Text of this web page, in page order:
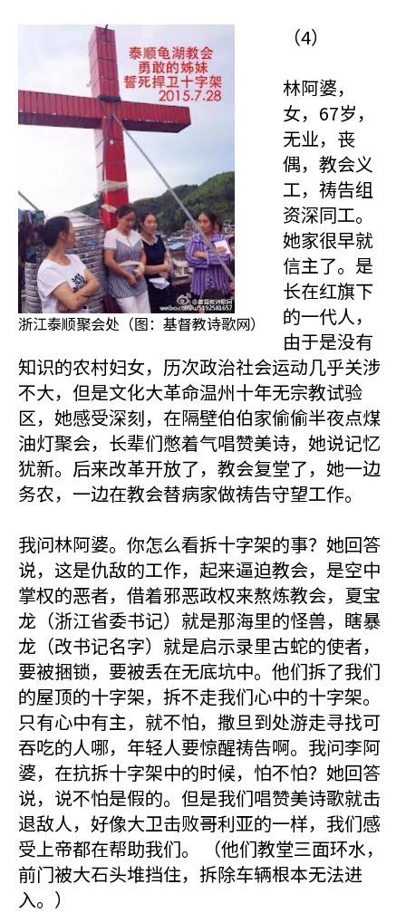
浙江泰顺聚会处（图：基督教诗歌网）
（4）
林阿婆，
女，67岁，
无业，丧
偶，教会义
工，祷告组
资深同工。
她家很早就
信主了。是
长在红旗下
的一代人，
由于是没有
知识的农村妇女，历次政治社会运动几乎关涉
不大，但是文化大革命温州十年无宗教试验
区，她感受深刻，在隔壁伯伯家偷偷半夜点煤
油灯聚会，长辈们憋着气唱赞美诗，她说记忆
犹新。后来改革开放了，教会复堂了，她一边
务农，一边在教会替病家做祷告守望工作。
我问林阿婆。你怎么看拆十字架的事？她回答
说，这是仇敌的工作，起来逼迫教会，是空中
掌权的恶者，借着邪恶政权来熬炼教会，夏宝
龙（浙江省委书记）就是那海里的怪兽，瞎暴
龙（改书记名字）就是启示录里古蛇的使者，
要被捆锁，要被丢在无底坑中。他们拆了我们
的屋顶的十字架，拆不走我们心中的十字架。
只有心中有主，就不怕，撒旦到处游走寻找可
吞吃的人哪，年轻人要惊醒祷告啊。我问李阿
婆，在抗拆十字架中的时候，怕不怕？她回答
说，说不怕是假的。但是我们唱赞美诗歌就击
退敌人，好像大卫击败哥利亚的一样，我们感
受上帝都在帮助我们。 （他们教堂三面环水，
前门被大石头堆挡住，拆除车辆根本无法进
入。）